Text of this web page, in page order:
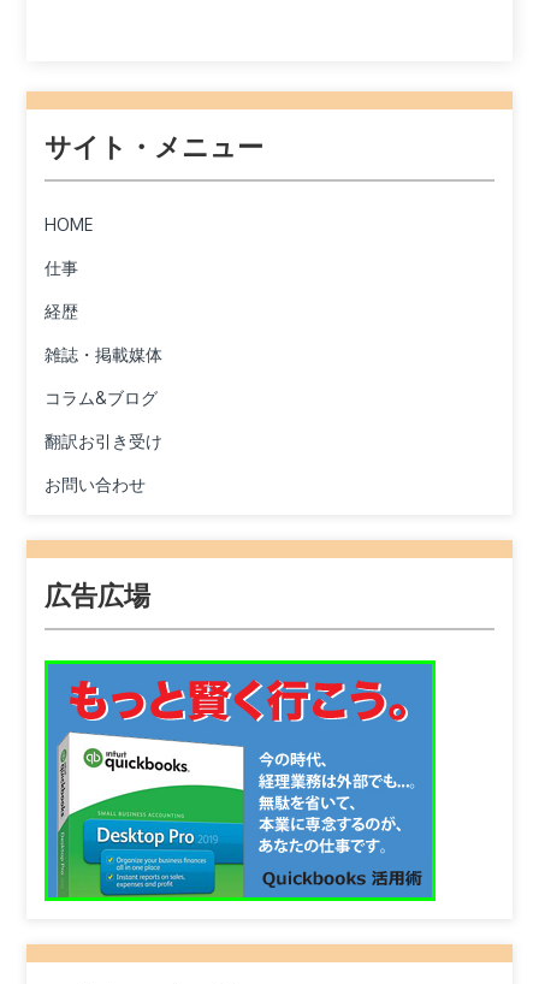
サイト・メニュー
HOME
仕事
経歴
雑誌・掲載媒体
コラム&ブログ
翻訳お引き受け
お問い合わせ
広告広場